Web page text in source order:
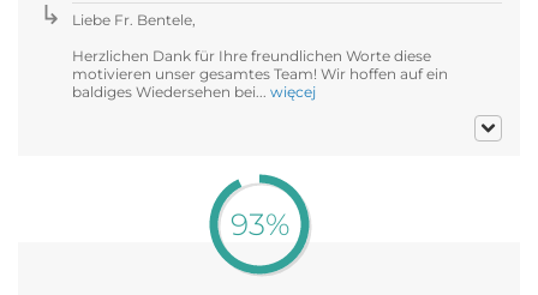
Liebe Fr. Bentele,
Herzlichen Dank für Ihre freundlichen Worte diese
motivieren unser gesamtes Team! Wir hoffen auf ein
baldiges Wiedersehen bei... więcej
93%